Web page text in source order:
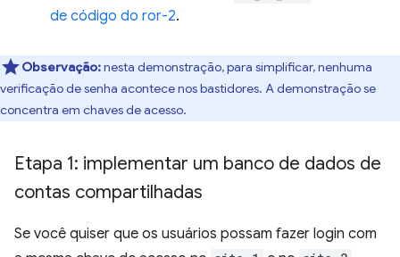
de código do ror-2.
Observação:nesta demonstração, para simplificar, nenhuma
verificação de senha acontece nos bastidores. A demonstração se
concentra em chaves de acesso.
Etapa 1: implementar um banco de dados de
contas compartilhadas
Se você quiser que os usuários possam fazer login com